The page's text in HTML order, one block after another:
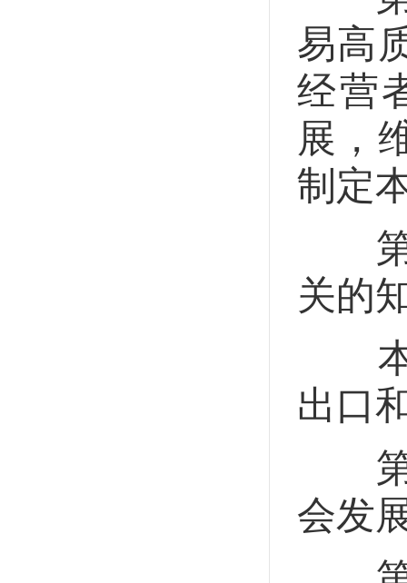
易高
经营
展，
制定
第
关的
本
出口
第
会发